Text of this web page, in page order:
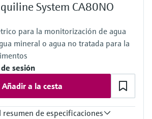
de 0/4 a 20 mA, relé de alarma,
Modbus RS485, Modbus TCP, Ethernet
System CA80NO
para la monitorización de agua
mineral o agua no tratada para la
sesión
Añadir a la cesta
de especificaciones